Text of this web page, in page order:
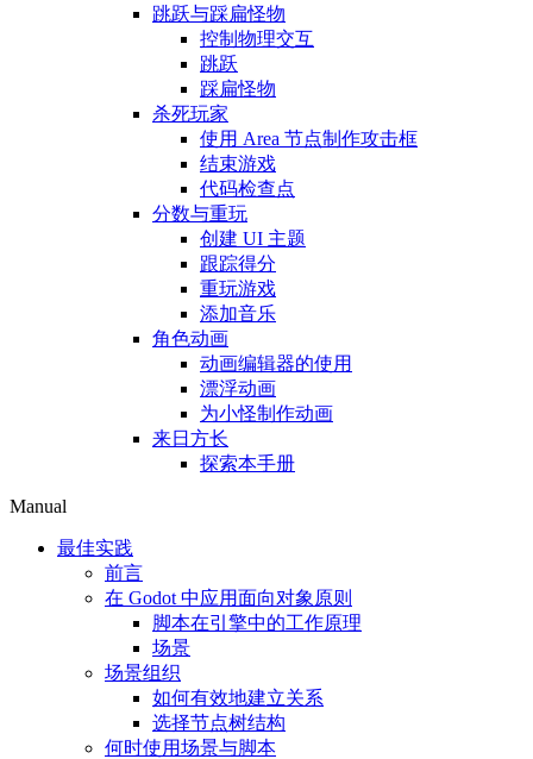
跳跃与踩扁怪物
控制物理交互
跳跃
踩扁怪物
杀死玩家
使用 Area 节点制作攻击框
结束游戏
代码检查点
分数与重玩
创建 UI 主题
跟踪得分
重玩游戏
添加音乐
角色动画
动画编辑器的使用
漂浮动画
为小怪制作动画
来日方长
探索本手册
Manual
最佳实践
前言
在 Godot 中应用面向对象原则
脚本在引擎中的工作原理
场景
场景组织
如何有效地建立关系
选择节点树结构
何时使用场景与脚本